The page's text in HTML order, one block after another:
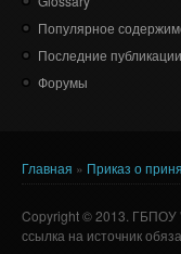
Популярное
Последние публикации
Форумы
Вы здесь
Главная » Приказ о
Copyright © 2013. ГБПОУ
ссылка на источник